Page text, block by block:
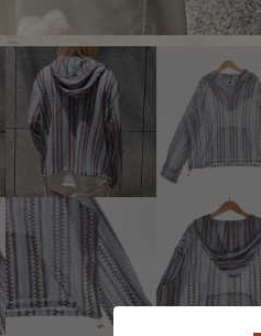
Kidswear
ーから探す
Cap